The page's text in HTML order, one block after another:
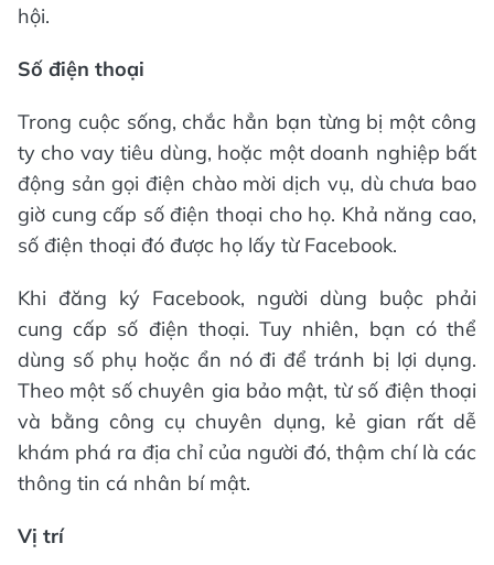
hội.
Số điện thoại
Trong cuộc sống, chắc hẳn bạn từng bị một công
ty cho vay tiêu dùng, hoặc một doanh nghiệp bất
động sản gọi điện chào mời dịch vụ, dù chưa bao
giờ cung cấp số điện thoại cho họ. Khả năng cao,
số điện thoại đó được họ lấy từ Facebook.
Khi đăng ký Facebook, người dùng buộc phải
cung cấp số điện thoại. Tuy nhiên, bạn có thể
dùng số phụ hoặc ẩn nó đi để tránh bị lợi dụng.
Theo một số chuyên gia bảo mật, từ số điện thoại
và bằng công cụ chuyên dụng, kẻ gian rất dễ
khám phá ra địa chỉ của người đó, thậm chí là các
thông tin cá nhân bí mật.
Vị trí